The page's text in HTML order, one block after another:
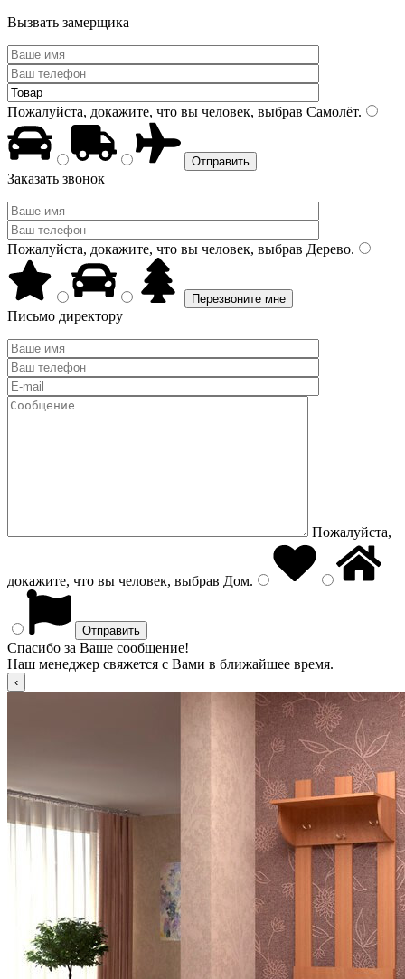
Вызвать замерщика
Пожалуйста, докажите, что вы человек, выбрав Самолёт.
Заказать звонок
Пожалуйста, докажите, что вы человек, выбрав Дерево.
Письмо директору
Пожалуйста,
докажите, что вы человек, выбрав Дом.
Спасибо за Ваше сообщение!
Наш менеджер свяжется с Вами в ближайшее время.